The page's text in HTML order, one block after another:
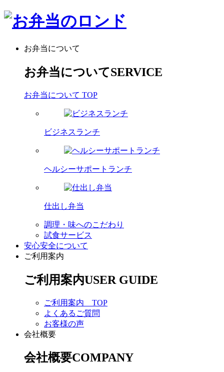
お弁当について
お弁当についてSERVICE
お弁当について TOP
ビジネスランチ
ヘルシーサポートランチ
仕出し弁当
調理・味へのこだわり
試食サービス
安心安全について
ご利用案内
ご利用案内USER GUIDE
ご利用案内 TOP
よくあるご質問
お客様の声
会社概要
会社概要COMPANY